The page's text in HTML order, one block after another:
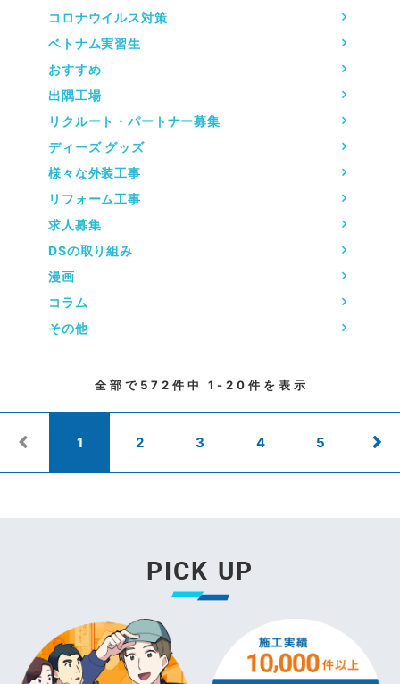
コロナウイルス対策
ベトナム実習生
おすすめ
出隅工場
リクルート・パートナー募集
ディーズ グッズ
様々な外装工事
リフォーム工事
求人募集
DSの取り組み
漫画
コラム
その他
全部で 572 件中1-20 件を表示
1 2 3 4 5
PICK UP